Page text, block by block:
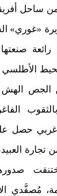
ساحل
«غوري»
الأطلسي
الهش
غربي حصل
تجارة
مُصفَّدي